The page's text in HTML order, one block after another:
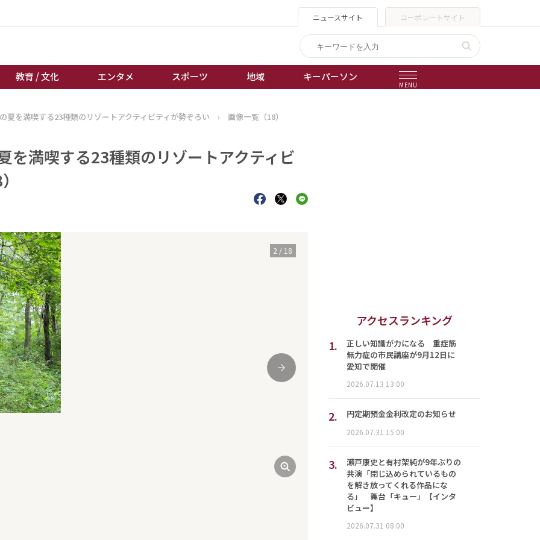
ニュースサイト コーポレートサイト
教育 / 文化 エンタメ スポーツ 地域 キーパーソン
MENU
経済 / ビジネス
教育 / 文化
キーパーソン
誰もが輝いて働く社会へ
オートレース
夏を満喫する23種類のリゾートアクティビティが勢ぞろい › 画像一覧（18）
を満喫する23種類のリゾートアクティビ
次
3 / 18
アクセスランキング
1.
正しい知識が力になる 重症筋
無力症の市民講座が9月12日に
愛知で開催
2026.07.13 13:00
2. 円定期預金金利改定のお知らせ
2026.07.31 15:00
3.
瀬戸康史と有村架純が9年ぶりの
共演「閉じ込められているもの
を解き放ってくれる作品にな
る」 舞台「キュー」【インタ
ビュー】
2026.07.31 08:00